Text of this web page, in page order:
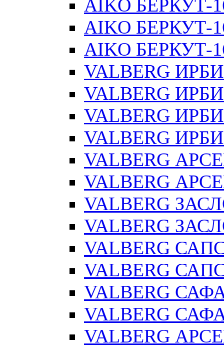
AIKO БЕРКУТ-
AIKO БЕРКУТ-
AIKO БЕРКУТ-
VALBERG
VALBERG
VALBERG
VALBERG
VALBERG
VALBERG
VALBERG
VALBERG
VALBERG
VALBERG
VALBERG
VALBERG
VALBERG